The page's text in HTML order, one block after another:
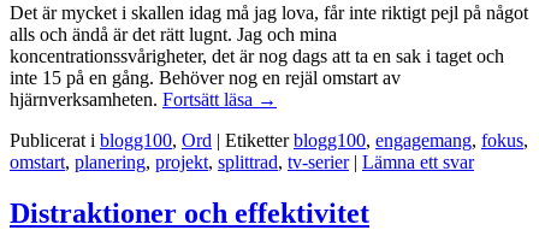
Det är mycket i skallen idag må jag lova, får inte riktigt pejl på något
alls och ändå är det rätt lugnt. Jag och mina
koncentrationssvårigheter, det är nog dags att ta en sak i taget och
inte 15 på en gång. Behöver nog en rejäl omstart av
hjärnverksamheten. Fortsätt läsa Mental
→
Publicerat i blogg100, Ord | Etiketter blogg100, engagemang, fokus,
omstart, planering, projekt, splittrad, tv-serier | Lämna ett svar
Distraktioner och effektivitet